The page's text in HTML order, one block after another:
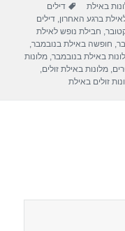
e באילת תגיות
דילים
ברגע האחרון,דילים
, חבילת נופש לאילת
, חופשה באילת בנובמבר,
באילת בנובמבר,מלונות
,מלונות באילת זולים,
זולים באילת